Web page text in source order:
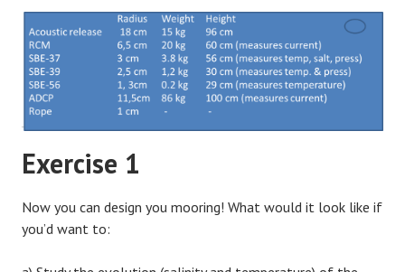
Exercise 1
Now you can design you mooring! What would it look like if
you’d want to: